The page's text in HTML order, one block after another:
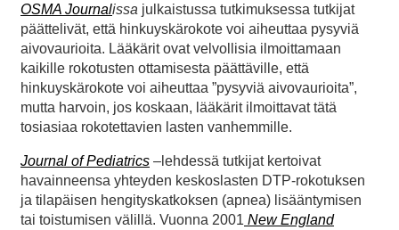
OSMA Journalissa julkaistussa tutkimuksessa tutkijat
päättelivät, että hinkuyskärokote voi aiheuttaa pysyviä
aivovaurioita. Lääkärit ovat velvollisia ilmoittamaan
kaikille rokotusten ottamisesta päättäville, että
hinkuyskärokote voi aiheuttaa ”pysyviä aivovaurioita”,
mutta harvoin, jos koskaan, lääkärit ilmoittavat tätä
tosiasiaa rokotettavien lasten vanhemmille.
Journal of Pediatrics –lehdessä tutkijat kertoivat
havainneensa yhteyden keskoslasten DTP-rokotuksen
ja tilapäisen hengityskatkoksen (apnea) lisääntymisen
tai toistumisen välillä. Vuonna 2001 New England